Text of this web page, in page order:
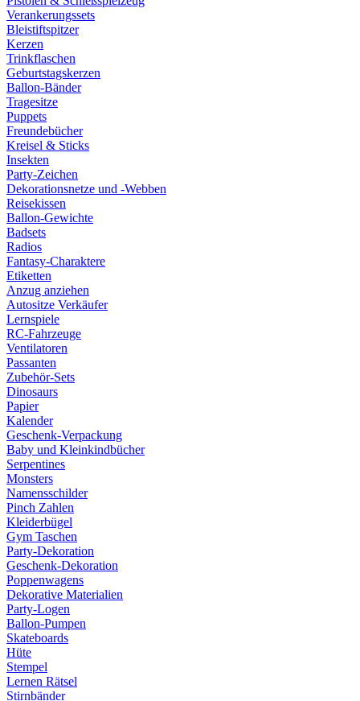
Verankerungssets
Bleistiftspitzer
Kerzen
Trinkflaschen
Geburtstagskerzen
Ballon-Bänder
Tragesitze
Puppets
Freundebücher
Kreisel & Sticks
Insekten
Party-Zeichen
Dekorationsnetze und -Webben
Reisekissen
Ballon-Gewichte
Badsets
Radios
Fantasy-Charaktere
Etiketten
Anzug anziehen
Autositze Verkäufer
Lernspiele
RC-Fahrzeuge
Ventilatoren
Passanten
Zubehör-Sets
Dinosaurs
Papier
Kalender
Geschenk-Verpackung
Baby und Kleinkindbücher
Serpentines
Monsters
Namensschilder
Pinch Zahlen
Kleiderbügel
Gym Taschen
Party-Dekoration
Geschenk-Dekoration
Poppenwagens
Dekorative Materialien
Party-Logen
Ballon-Pumpen
Skateboards
Hüte
Stempel
Lernen Rätsel
Stirnbänder